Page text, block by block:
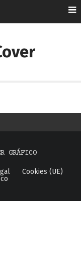
GRÁFICO
Cookies (UE)